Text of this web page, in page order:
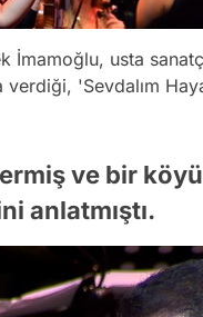
İmamoğlu, usta
'Sevdalım
ve bir
anlatmıştı.